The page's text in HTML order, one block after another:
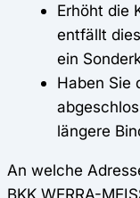
Erhöht die
entfällt
ein
Haben Sie
längere
An welche
BKK WERRA-